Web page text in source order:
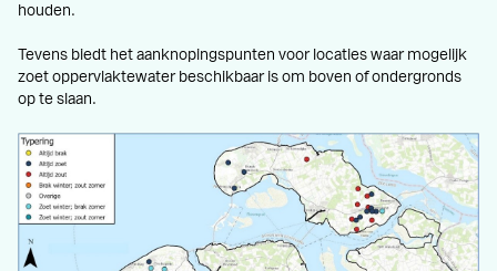
houden.
Tevens biedt het aanknopingspunten voor locaties waar mogelijk
zoet oppervlaktewater beschikbaar is om boven of ondergronds
op te slaan.